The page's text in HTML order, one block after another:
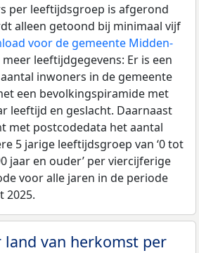
per leeftijdsgroep is afgerond
alleen getoond bij minimaal vijf
voor de gemeente Midden-
meer leeftijdgegevens: Er is een
inwoners in de gemeente
een bevolkingspiramide met
leeftijd en geslacht. Daarnaast
met postcodedata het aantal
5 jarige leeftijdsgroep van ‘0 tot
jaar en ouder’ per viercijferige
voor alle jaren in de periode
2025.
land van herkomst per